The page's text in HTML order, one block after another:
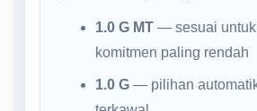
1.0 G MT— sesuai untuk
komitmen paling rendah
1.0 G— pilihan